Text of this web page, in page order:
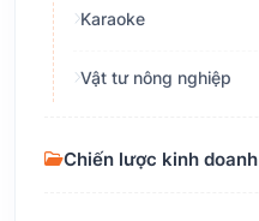
Karaoke
Vật tư nông nghiệp
Chiến lược kinh doanh